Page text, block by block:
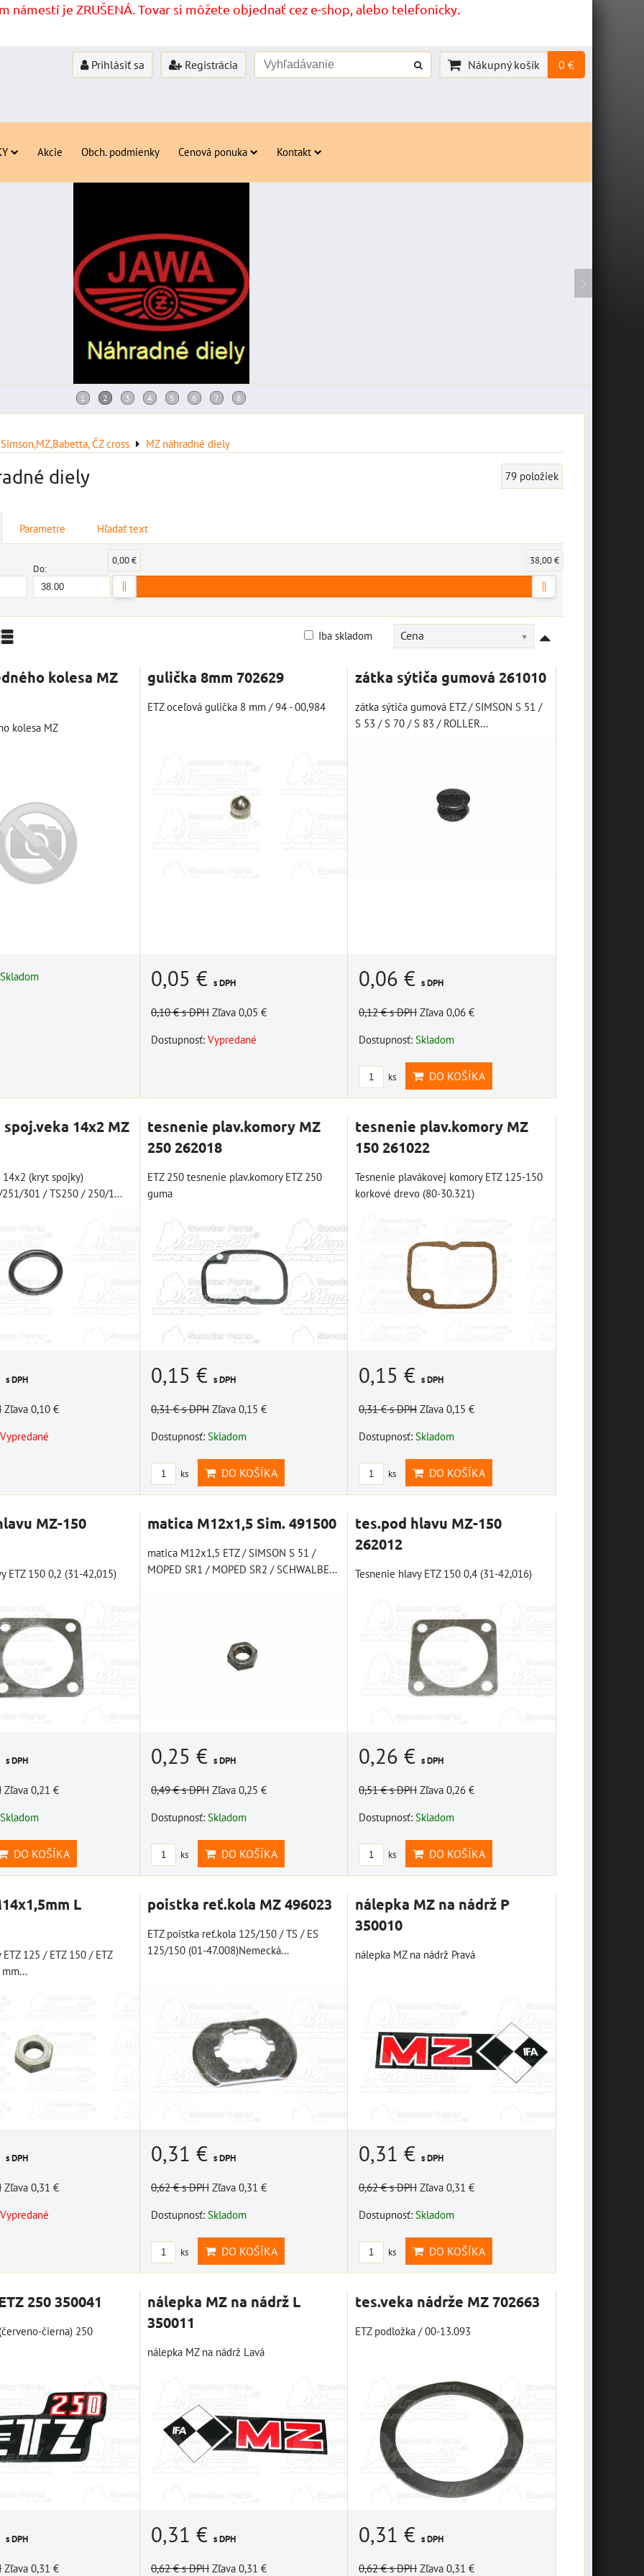
námestí je ZRUŠENÁ. Tovar si môžete objednať cez e-shop, alebo telefonicky.
Prihlásiť sa Registrácia Nákupný košík 0 €
Akcie Obch. podmienky Cenová ponuka Kontakt
Simson,MZ,Babetta, ČZ cross MZ náhradné diely
diely 79 položiek
Parametre Hľadať text
Do:
0,00 € 38,00 €
Cena
Iba skladom
kolesa MZ
kolesa MZ
Skladom
gulička 8mm 702629
ETZ oceľová gulička 8 mm / 94 - 00,984
0,05 € s DPH
0,10 €s DPH Zľava 0,05 €
Dostupnosť: Vypredané
zátka sýtiča gumová 261010
zátka sýtiča gumová ETZ / SIMSON S 51 /
S 53 / S 70 / S 83 / ROLLER...
0,06 €s DPH
0,12 €s DPH Zľava 0,06 €
Dostupnosť:Skladom
ks DO KOŠÍKA
14x2 MZ
14x2 (kryt spojky)
301 / TS250 / 250/1...
s DPH
Zľava 0,10 €
Vypredané
tesnenie plav.komory MZ
250 262018
ETZ 250 tesnenie plav.komory ETZ 250
guma
0,15 € s DPH
0,31 €s DPH Zľava 0,15 €
Dostupnosť: Skladom
ks DO KOŠÍKA
tesnenie plav.komory MZ
150 261022
Tesnenie plavákovej komory ETZ 125-150
korkové drevo (80-30.321)
0,15 €s DPH
0,31 €s DPH Zľava 0,15 €
Dostupnosť:Skladom
ks DO KOŠÍKA
MZ-150
ETZ 150 0,2 (31-42,015)
s DPH
Zľava 0,21 €
Skladom
DO KOŠÍKA
matica M12x1,5 Sim. 491500
matica M12x1,5 ETZ / SIMSON S 51 /
MOPED SR1 / MOPED SR2 / SCHWALBE...
0,25 € s DPH
0,49 €s DPH Zľava 0,25 €
Dostupnosť: Skladom
ks DO KOŠÍKA
tes.pod hlavu MZ-150
262012
Tesnenie hlavy ETZ 150 0,4 (31-42,016)
0,26 €s DPH
0,51 €s DPH Zľava 0,26 €
Dostupnosť:Skladom
ks DO KOŠÍKA
L
125 / ETZ 150 / ETZ
s DPH
Zľava 0,31 €
Vypredané
poistka reť.kola MZ 496023
ETZ poistka reť.kola 125/150 / TS / ES
125/150 (01-47.008)Nemecká...
0,31 € s DPH
0,62 €s DPH Zľava 0,31 €
Dostupnosť: Skladom
ks DO KOŠÍKA
nálepka MZ na nádrž P
350010
nálepka MZ na nádrž Pravá
0,31 €s DPH
0,62 €s DPH Zľava 0,31 €
Dostupnosť:Skladom
ks DO KOŠÍKA
250 350041
čierna) 250
s DPH
Zľava 0,31 €
nálepka MZ na nádrž L
350011
nálepka MZ na nádrž Lavá
0,31 € s DPH
0,62 €s DPH Zľava 0,31 €
tes.veka nádrže MZ 702663
ETZ podložka / 00-13.093
0,31 €s DPH
0,62 €s DPH Zľava 0,31 €
power banka,
bootovací prúd 400
štartovací box + power
banka, bootovací prúd 400
náradia pre BMW
10002768
Novšie motocykle BMW
majú vôbec málo nástrojov v
základnej výbave a...
ks DO KOŠÍKA
Welcome" 10014687
závesná plechová tabuľa
"Bikers Welcome" 20 x 10
DO KOŠÍKA